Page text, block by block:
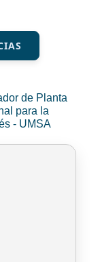
de Planta
para la
- UMSA